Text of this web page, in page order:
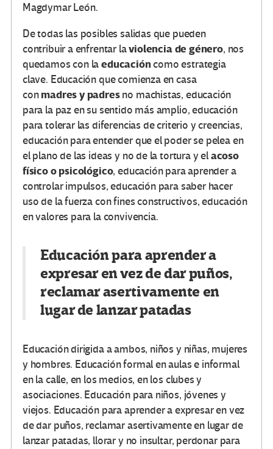
Magdymar León.
De todas las posibles salidas que pueden
contribuir a enfrentar laviolencia de género, nos
quedamos con laeducacióncomo estrategia
clave. Educación que comienza en casa
conmadres y padresno machistas, educación
para la paz en su sentido más amplio, educación
para tolerar las diferencias de criterio y creencias,
educación para entender que el poder se pelea en
el plano de las ideas y no de la tortura y elacoso
físico o psicológico, educación para aprender a
controlar impulsos, educación para saber hacer
uso de la fuerza con fines constructivos, educación
en valores para la convivencia.
Educación para aprender a
expresar en vez de dar puños,
reclamar asertivamente en
lugar de lanzar patadas
Educación dirigida a ambos, niños y niñas, mujeres
y hombres. Educación formal en aulas e informal
en la calle, en los medios, en los clubes y
asociaciones. Educación para niños, jóvenes y
viejos. Educación para aprender a expresar en vez
de dar puños, reclamar asertivamente en lugar de
lanzar patadas, llorar y no insultar, perdonar para